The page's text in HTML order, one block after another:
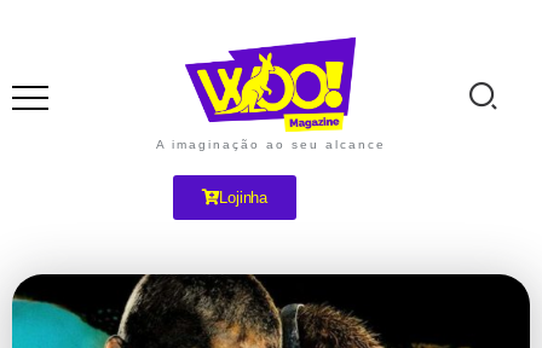
A imaginação ao seu alcance
Lojinha